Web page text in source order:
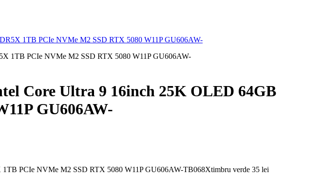
1TB PCIe NVMe M2 SSD RTX 5080 W11P GU606AW-
Core Ultra 9 16inch 25K OLED 64GB
GU606AW-
PCIe NVMe M2 SSD RTX 5080 W11P GU606AW-TB068Xtimbru verde 35 lei